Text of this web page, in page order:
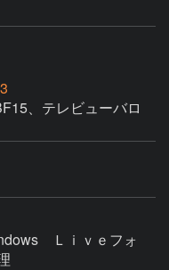
、テレビューバロ
　Ｌｉｖｅフォ